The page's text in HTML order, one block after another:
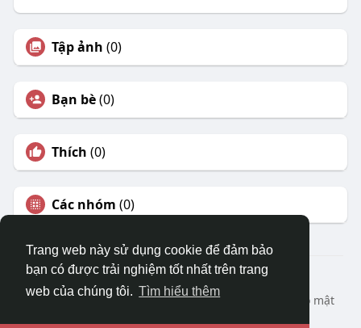
Trang web này sử dụng cookie để đảm bảo
bạn có được trải nghiệm tốt nhất trên trang
web của chúng tôi. Tìm hiểu thêm
Tập ảnh (0)
Bạn bè(0)
Thích (0)
Các nhóm (0)
© 2026 DRVIET.COM
Nhà
Bao Quát Liên hệ chúng tôi
Chính sách bảo mật